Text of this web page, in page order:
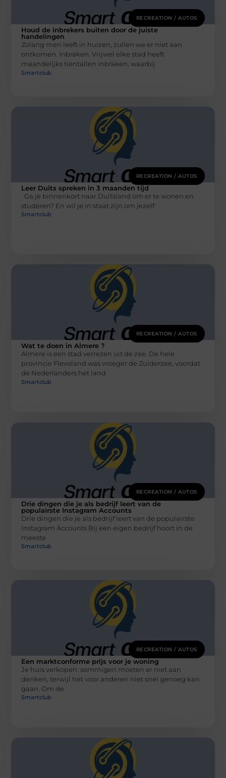
RECREATION / AUTOS
Houd de inbrekers buiten door de juiste
handelingen
Zolang men leeft in huizen, zullen we er niet aan
ontkomen. Inbraken. Vrijwel elke stad heeft
maandelijks tientallen inbraken, waarbij
Smartclub
RECREATION / AUTOS
Leer Duits spreken in 3 maanden tijd
Ga je binnenkort naar Duitsland om er te wonen en
studeren? En wil je in staat zijn om jezelf
Smartclub
RECREATION / AUTOS
Wat te doen in Almere ?
Almere is een stad verrezen uit de zee. De hele
provincie Flevoland was vroeger de Zuiderzee, voordat
de Nederlanders het land
Smartclub
RECREATION / AUTOS
Drie dingen die je als bedrijf leert van de
populairste Instagram Accounts
Drie dingen die je als bedrijf leert van de populairste
Instagram Accounts Bij een eigen bedrijf hoort in de
meeste
Smartclub
RECREATION / AUTOS
Een marktconforme prijs voor je woning
Je huis verkopen: sommigen moeten er niet aan
denken, terwijl het voor anderen niet snel genoeg kan
gaan. Om de
Smartclub